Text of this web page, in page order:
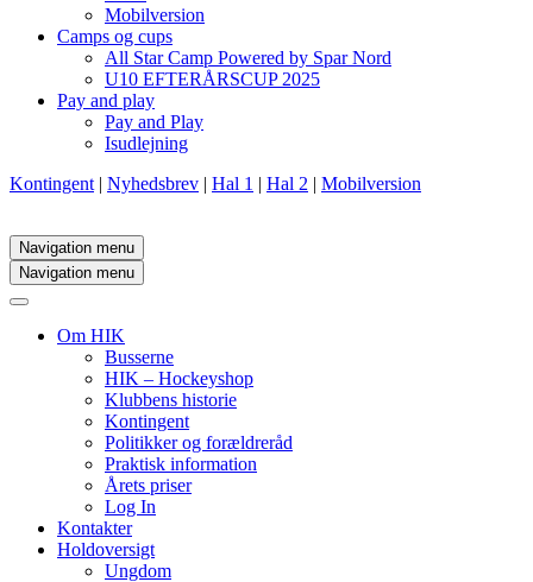
Mobilversion
Camps og cups
All Star Camp Powered by Spar Nord
U10 EFTERÅRSCUP 2025
Pay and play
Pay and Play
Isudlejning
Kontingent | Nyhedsbrev | Hal 1 | Hal 2 | Mobilversion
Navigation menu
Navigation menu
Om HIK
Busserne
HIK – Hockeyshop
Klubbens historie
Kontingent
Politikker og forældreråd
Praktisk information
Årets priser
Log In
Kontakter
Holdoversigt
Ungdom